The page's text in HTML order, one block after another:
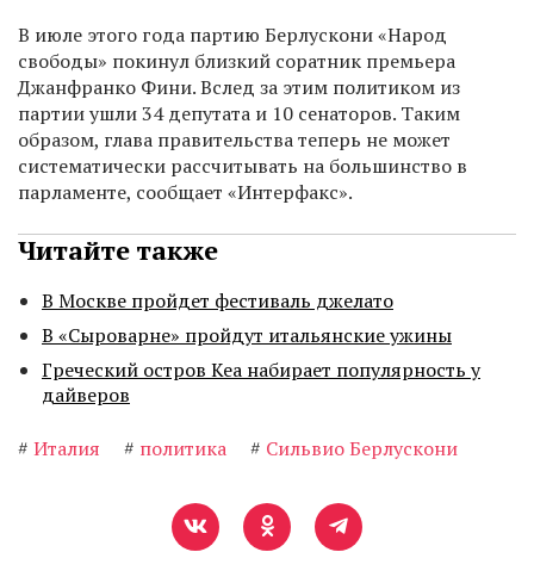
В июле этого года партию Берлускони «Народ
свободы» покинул близкий соратник премьера
Джанфранко Фини. Вслед за этим политиком из
партии ушли 34 депутата и 10 сенаторов. Таким
образом, глава правительства теперь не может
систематически рассчитывать на большинство в
парламенте, сообщает «Интерфакс».
Читайте также
В Москве пройдет фестиваль джелато
В «Сыроварне» пройдут итальянские ужины
Греческий остров Кеа набирает популярность у
дайверов
# Италия # политика # Сильвио Берлускони